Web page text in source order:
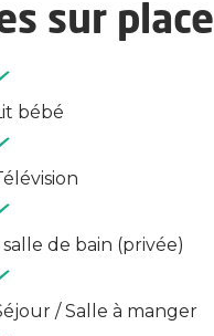
sur place
bébé
salle de bain (privée)
/ Salle à manger